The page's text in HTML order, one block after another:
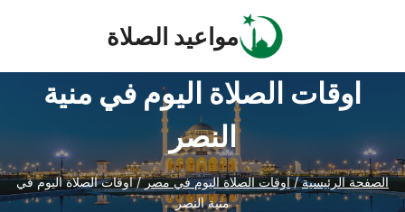
مواعيد الصلاة
اوقات الصلاة اليوم في منية
النصر
الصفحة الرئيسية/اوقات الصلاة اليوم في مصر/اوقات الصلاة اليوم في
منية النصر